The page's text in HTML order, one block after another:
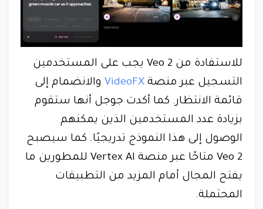
للاستفادة من Veo 2 يجب على المستخدمين
التسجيل عبر منصة VideoFX والانضمام إلى
قائمة الانتظار. كما أكدت جوجل أنها ستقوم
بزيادة عدد المستخدمين الذين يمكنهم
الوصول إلى هذا النموذج تدريجيًا. كما سيصبح
Veo 2 متاحًا عبر منصة Vertex AI للمطورين ما
يفتح المجال أمام المزيد من التطبيقات
المحتملة.